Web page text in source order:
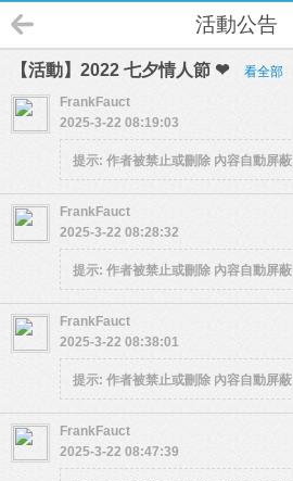
活動公告
【活動】2022 七夕情人節 ❤ 看全部
FrankFauct
2025-3-22 08:19:03
提示: 作者被禁止或刪除 內容自動屏蔽
FrankFauct
2025-3-22 08:28:32
提示: 作者被禁止或刪除 內容自動屏蔽
FrankFauct
2025-3-22 08:38:01
提示: 作者被禁止或刪除 內容自動屏蔽
FrankFauct
2025-3-22 08:47:39